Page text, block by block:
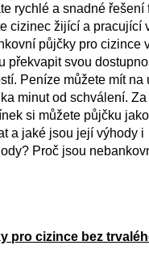
rychlé a snadné řešení
cizinec žijící a pracující
půjčky pro cizince
překvapit svou
Peníze můžete mít na
minut od schválení.
si můžete půjčku
a jaké jsou její výhody i
Proč jsou
pro cizince bez